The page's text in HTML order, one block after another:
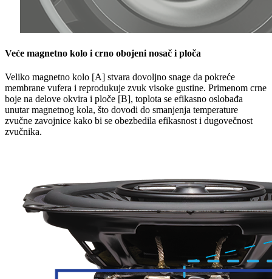
Veće magnetno kolo i crno obojeni nosač i ploča
Veliko magnetno kolo [A] stvara dovoljno snage da pokreće
membrane vufera i reprodukuje zvuk visoke gustine. Primenom crne
boje na delove okvira i ploče [B], toplota se efikasno oslobađa
unutar magnetnog kola, što dovodi do smanjenja temperature
zvučne zavojnice kako bi se obezbedila efikasnost i dugovečnost
zvučnika.